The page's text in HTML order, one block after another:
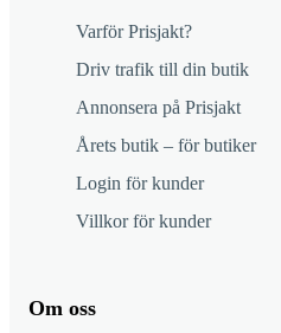
Varför Prisjakt?
Driv trafik till din butik
Annonsera på Prisjakt
Årets butik – för butiker
Login för kunder
Villkor för kunder
Om oss